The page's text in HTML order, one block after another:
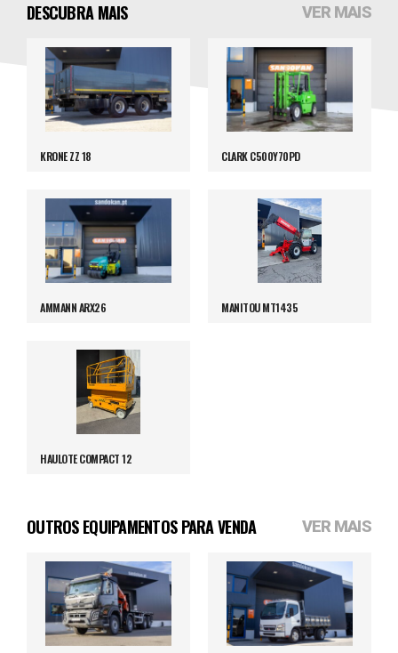
DESCUBRA MAIS VER MAIS
KRONE ZZ 18 CLARK C500Y70PD
AMMANN ARX26 MANITOU MT1435
HAULOTE COMPACT 12
OUTROS EQUIPAMENTOS PARA VENDA VER MAIS